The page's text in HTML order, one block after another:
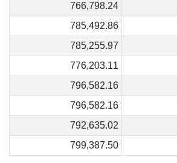
766,798.24
785,492.86
785,255.97
776,203.11
796,582.16
796,582.16
792,635.02
799,387.50